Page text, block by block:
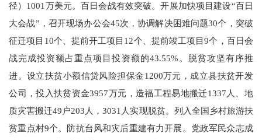
径）1001万美元。百日会战有效突破。开展加快项目建设“百日
大会战”，召开现场办公会45次，协调解决困难问题30个，突破
征迁项目10个、提前开工项目12个、提前竣工项目9个，百日会
战完成投资额占重点项目投资额的43.55%。脱贫攻坚有序推
进。设立扶贫小额信贷风险担保金1200万元，成立县扶贫开发
公司，投入扶贫资金3957万元，造福工程易地搬迁1337人、地
质灾害搬迁49户203人，3031人实现脱贫。列入全国乡村旅游扶
贫重点村9个。防抗台风和灾后重建有力开展。党政军民众志成